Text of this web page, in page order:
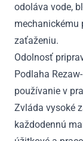
odoláva vode,
mechanickému
zaťaženiu.
Odolnosť
Podlaha
používanie v
Zvláda vysoké
každodennú